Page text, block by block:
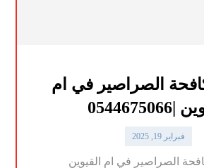
الصراصير في ام
فبراير 19, 2025
الصراصير في ام القيوين